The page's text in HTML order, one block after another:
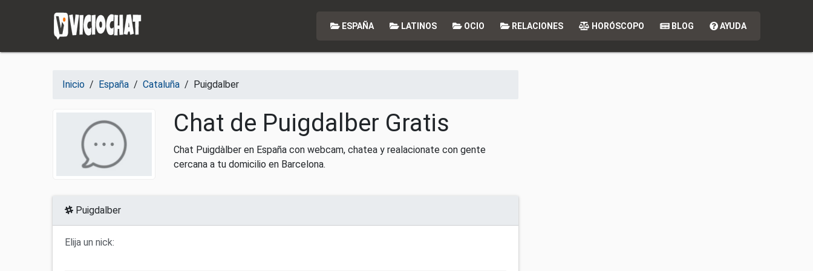
ESPAÑA LATINOS OCIO RELACIONES HORÓSCOPO BLOG AYUDA
Inicio / España / Cataluña / Puigdalber
Chat de Puigdalber Gratis
Chat Puigdàlber en España con webcam, chatea y realacionate con gente
cercana a tu domicilio en Barcelona.
Puigdalber
Elija un nick: